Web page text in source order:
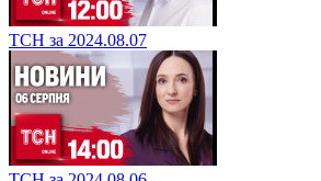
ТСН за 2024.08.07